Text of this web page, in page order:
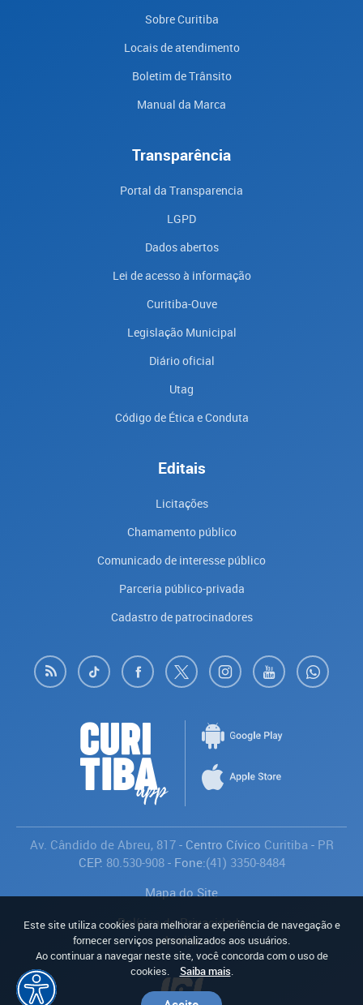
Sobre Curitiba
Locais de atendimento
Boletim de Trânsito
Manual da Marca
Transparência
Portal da Transparencia
LGPD
Dados abertos
Lei de acesso à informação
Curitiba-Ouve
Legislação Municipal
Diário oficial
Utag
Código de Ética e Conduta
Editais
Licitações
Chamamento público
Comunicado de interesse público
Parceria público-privada
Cadastro de patrocinadores
Av. Cândido de Abreu, 817- Centro Cívico Curitiba- PR
CEP: 80.530-908- Fone:(41) 3350-8484
Mapa do Site
Política de Privacidade
Avaliar
Este site utiliza cookies para melhorar a experiência de navegação e
fornecer serviços personalizados aos usuários.
Ao continuar a navegar neste site, você concorda com o uso de
cookies.
Saiba mais.